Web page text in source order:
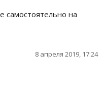
самостоятельно на
8 апреля 2019, 17:24